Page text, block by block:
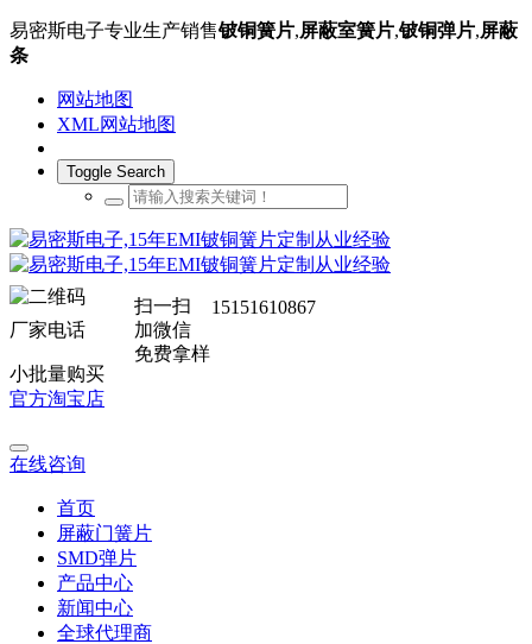
易密斯电子专业生产销售铍铜簧片,屏蔽室簧片,铍铜弹片,屏蔽
条
网站地图
XML网站地图
Toggle Search
扫一扫
加微信
免费拿样
15151610867
厂家电话
小批量购买
官方淘宝店
在线咨询
首页
屏蔽门簧片
SMD弹片
产品中心
新闻中心
全球代理商